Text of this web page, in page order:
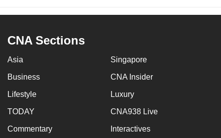
CNA Sections
Asia Singapore
Business CNA Insider
Lifestyle Luxury
TODAY CNA938 Live
Commentary Interactives